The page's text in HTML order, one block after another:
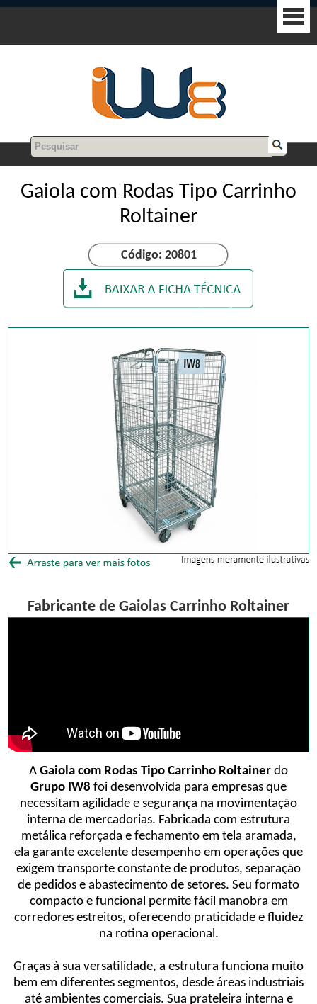
Gaiola com Rodas Tipo Carrinho
Roltainer
Código: 20801
Fabricante de Gaiolas Carrinho Roltainer
A Gaiola com Rodas Tipo Carrinho Roltainer do
Grupo IW8 foi desenvolvida para empresas que
necessitam agilidade e segurança na movimentação
interna de mercadorias. Fabricada com estrutura
metálica reforçada e fechamento em tela aramada,
ela garante excelente desempenho em operações que
exigem transporte constante de produtos, separação
de pedidos e abastecimento de setores. Seu formato
compacto e funcional permite fácil manobra em
corredores estreitos, oferecendo praticidade e fluidez
na rotina operacional.
Graças à sua versatilidade, a estrutura funciona muito
bem em diferentes segmentos, desde áreas industriais
até ambientes comerciais. Sua prateleira interna e